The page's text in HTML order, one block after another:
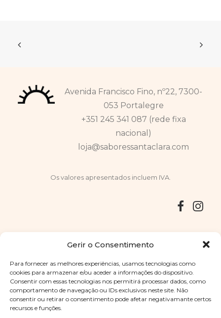
Gerir o Consentimento
Para fornecer as melhores experiências, usamos tecnologias como
cookies para armazenar e/ou aceder a informações do dispositivo.
Consentir com essas tecnologias nos permitirá processar dados, como
comportamento de navegação ou IDs exclusivos neste site. Não
consentir ou retirar o consentimento pode afetar negativamante certos
recursos e funções.
Avenida Francisco Fino, nº22, 7300-
053 Portalegre
+351 245 341 087 (rede fixa
nacional)
loja@saboressantaclara.com
Os valores apresentados incluem IVA.
Copyright © 2025 Sabores Santa Clara
. Todos os direitos
reservadosPolítica de Privacidade |Termos e condições
Designed byShift Your Branding Agency